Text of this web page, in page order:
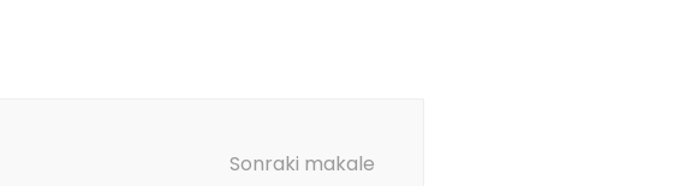
Sonraki makale